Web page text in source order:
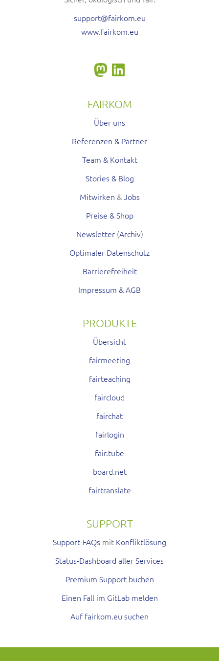
support@fairkom.eu
www.fairkom.eu
FAIRKOM
Über uns
Referenzen & Partner
Team & Kontakt
Stories & Blog
Mitwirken &Jobs
Preise & Shop
Newsletter(Archiv)
Optimaler Datenschutz
Barrierefreiheit
Impressum & AGB
PRODUKTE
Übersicht
fairmeeting
fairteaching
faircloud
fairchat
fairlogin
fair.tube
board.net
fairtranslate
SUPPORT
Support-FAQs mit Konfliktlösung
Status-Dashboard aller Services
Premium Support buchen
Einen Fall im GitLab melden
Auf fairkom.eu suchen